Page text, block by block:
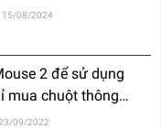
15/08/2024
2 để sử dụng
mua chuột thông
09/2022